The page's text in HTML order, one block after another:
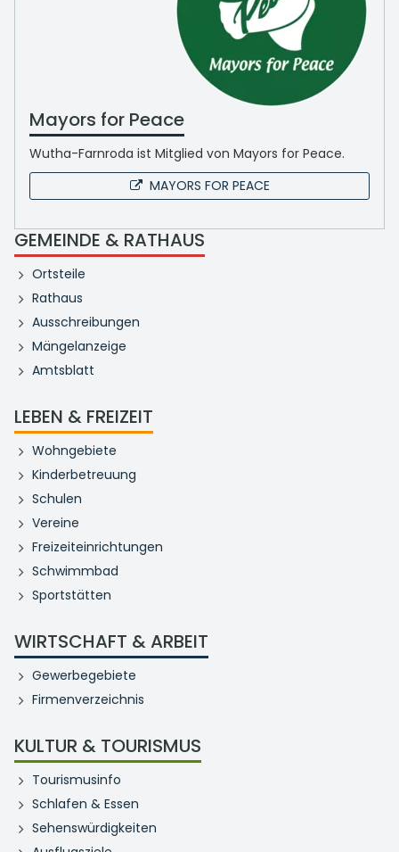
Mayors for Peace
Wutha-Farnroda ist Mitglied von Mayors for Peace.
MAYORS FOR PEACE
GEMEINDE & RATHAUS
Ortsteile
Rathaus
Ausschreibungen
Mängelanzeige
Amtsblatt
LEBEN & FREIZEIT
Wohngebiete
Kinderbetreuung
Schulen
Vereine
Freizeiteinrichtungen
Schwimmbad
Sportstätten
WIRTSCHAFT & ARBEIT
Gewerbegebiete
Firmenverzeichnis
KULTUR & TOURISMUS
Tourismusinfo
Schlafen & Essen
Sehenswürdigkeiten